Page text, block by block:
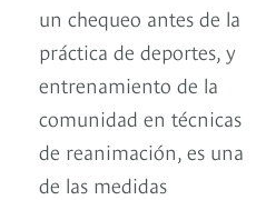
un chequeo antes de la
práctica de deportes, y
entrenamiento de la
comunidad en técnicas
de reanimación, es una
de las medidas